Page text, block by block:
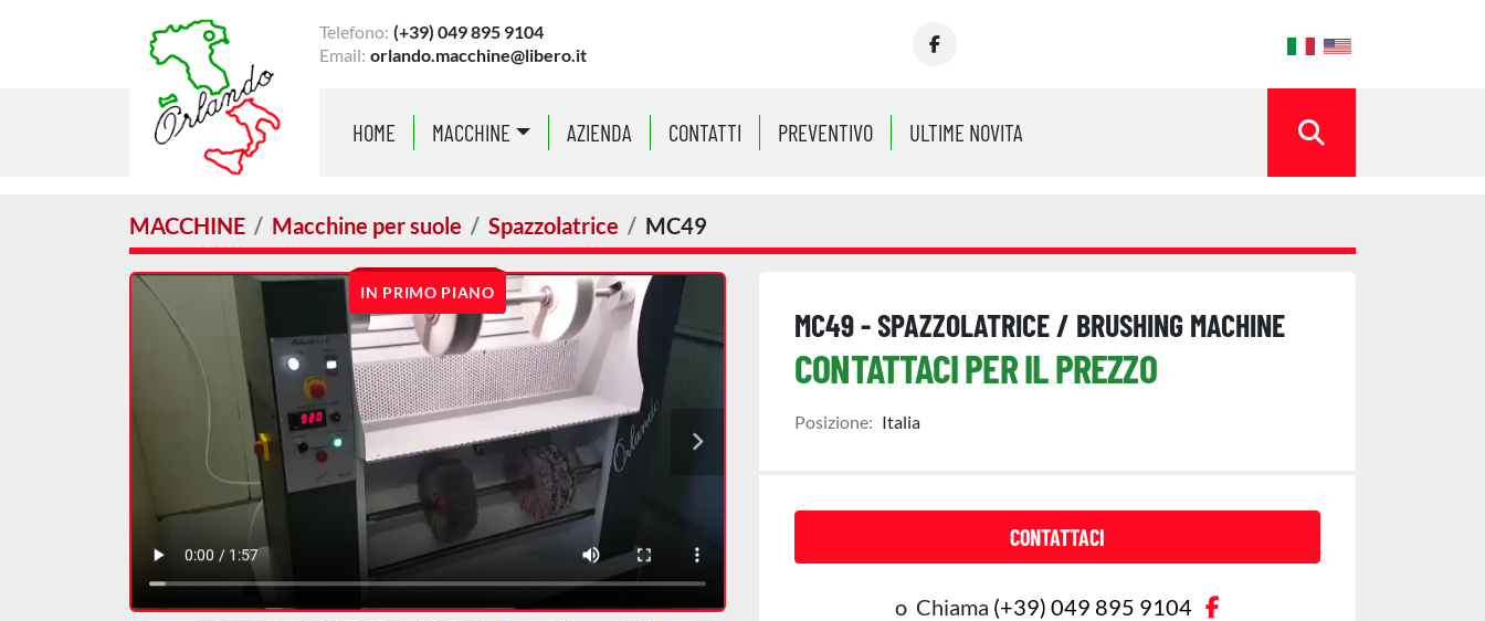
Telefono: (+39) 049 895 9104
Email: orlando.macchine@libero.it facebook
HOME MACCHINE AZIENDA CONTATTI PREVENTIVO ULTIME NOVITA
CERCA
MACCHINE Macchine per suole Spazzolatrice MC49
IN PRIMO PIANO
MC49 - SPAZZOLATRICE / BRUSHING MACHINE
CONTATTACI PER IL PREZZO
Posizione: Italia
CONTATTACI
o Chiama (+39) 049 895 9104